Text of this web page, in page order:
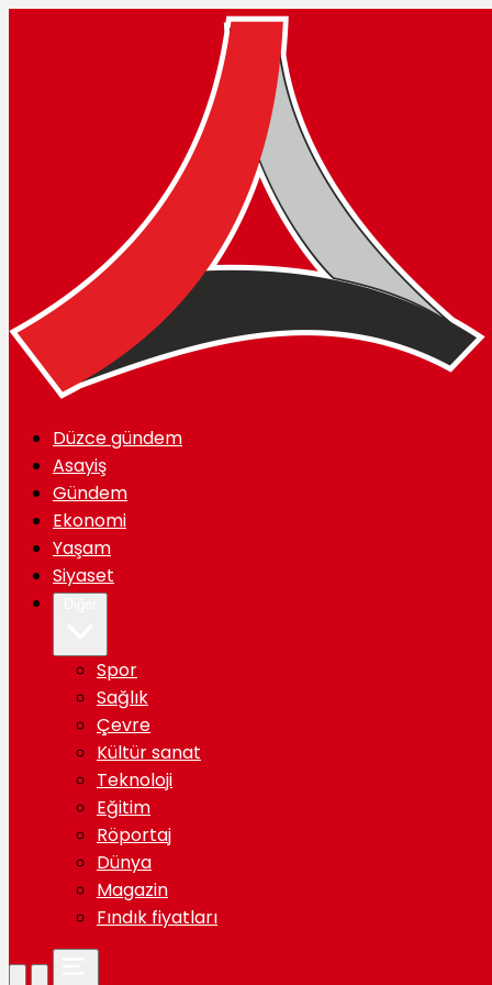
Düzce gündem
Asayiş
Gündem
Ekonomi
Yaşam
Siyaset
Spor
Sağlık
Çevre
Kültür sanat
Teknoloji
Eğitim
Röportaj
Dünya
Magazin
Fındık fiyatları